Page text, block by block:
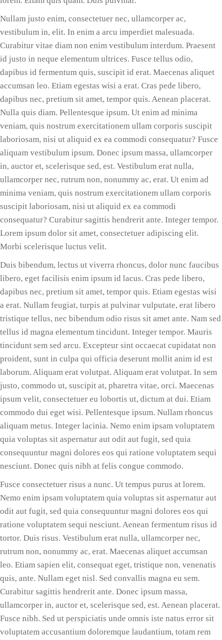
Nullam justo enim, consectetuer nec, ullamcorper ac,
vestibulum in, elit. In enim a arcu imperdiet malesuada.
Curabitur vitae diam non enim vestibulum interdum. Praesent
id justo in neque elementum ultrices. Fusce tellus odio,
dapibus id fermentum quis, suscipit id erat. Maecenas aliquet
accumsan leo. Etiam egestas wisi a erat. Cras pede libero,
dapibus nec, pretium sit amet, tempor quis. Aenean placerat.
Nulla quis diam. Pellentesque ipsum. Ut enim ad minima
veniam, quis nostrum exercitationem ullam corporis suscipit
laboriosam, nisi ut aliquid ex ea commodi consequatur? Fusce
aliquam vestibulum ipsum. Donec ipsum massa, ullamcorper
in, auctor et, scelerisque sed, est. Vestibulum erat nulla,
ullamcorper nec, rutrum non, nonummy ac, erat. Ut enim ad
minima veniam, quis nostrum exercitationem ullam corporis
suscipit laboriosam, nisi ut aliquid ex ea commodi
consequatur? Curabitur sagittis hendrerit ante. Integer tempor.
Lorem ipsum dolor sit amet, consectetuer adipiscing elit.
Morbi scelerisque luctus velit.
Duis bibendum, lectus ut viverra rhoncus, dolor nunc faucibus
libero, eget facilisis enim ipsum id lacus. Cras pede libero,
dapibus nec, pretium sit amet, tempor quis. Etiam egestas wisi
a erat. Nullam feugiat, turpis at pulvinar vulputate, erat libero
tristique tellus, nec bibendum odio risus sit amet ante. Nam sed
tellus id magna elementum tincidunt. Integer tempor. Mauris
tincidunt sem sed arcu. Excepteur sint occaecat cupidatat non
proident, sunt in culpa qui officia deserunt mollit anim id est
laborum. Aliquam erat volutpat. Aliquam erat volutpat. In sem
justo, commodo ut, suscipit at, pharetra vitae, orci. Maecenas
ipsum velit, consectetuer eu lobortis ut, dictum at dui. Etiam
commodo dui eget wisi. Pellentesque ipsum. Nullam rhoncus
aliquam metus. Integer lacinia. Nemo enim ipsam voluptatem
quia voluptas sit aspernatur aut odit aut fugit, sed quia
consequuntur magni dolores eos qui ratione voluptatem sequi
nesciunt. Donec quis nibh at felis congue commodo.
Fusce consectetuer risus a nunc. Ut tempus purus at lorem.
Nemo enim ipsam voluptatem quia voluptas sit aspernatur aut
odit aut fugit, sed quia consequuntur magni dolores eos qui
ratione voluptatem sequi nesciunt. Aenean fermentum risus id
tortor. Duis risus. Vestibulum erat nulla, ullamcorper nec,
rutrum non, nonummy ac, erat. Maecenas aliquet accumsan
leo. Etiam sapien elit, consequat eget, tristique non, venenatis
quis, ante. Nullam eget nisl. Sed convallis magna eu sem.
Curabitur sagittis hendrerit ante. Donec ipsum massa,
ullamcorper in, auctor et, scelerisque sed, est. Aenean placerat.
Fusce nibh. Sed ut perspiciatis unde omnis iste natus error sit
voluptatem accusantium doloremque laudantium, totam rem